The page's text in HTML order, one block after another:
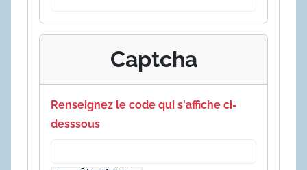
Captcha
Renseignez le code qui s'affiche ci-
desssous